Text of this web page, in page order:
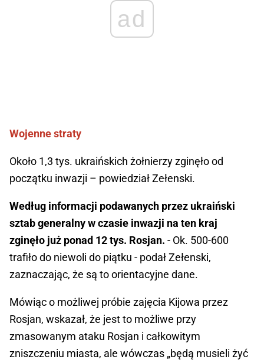
ad
Wojenne straty
Około 1,3 tys. ukraińskich żołnierzy zginęło od
początku inwazji – powiedział Zełenski.
Według informacji podawanych przez ukraiński
sztab generalny w czasie inwazji na ten kraj
zginęło już ponad 12 tys. Rosjan. - Ok. 500-600
trafiło do niewoli do piątku - podał Zełenski,
zaznaczając, że są to orientacyjne dane.
Mówiąc o możliwej próbie zajęcia Kijowa przez
Rosjan, wskazał, że jest to możliwe przy
zmasowanym ataku Rosjan i całkowitym
zniszczeniu miasta, ale wówczas „będą musieli żyć